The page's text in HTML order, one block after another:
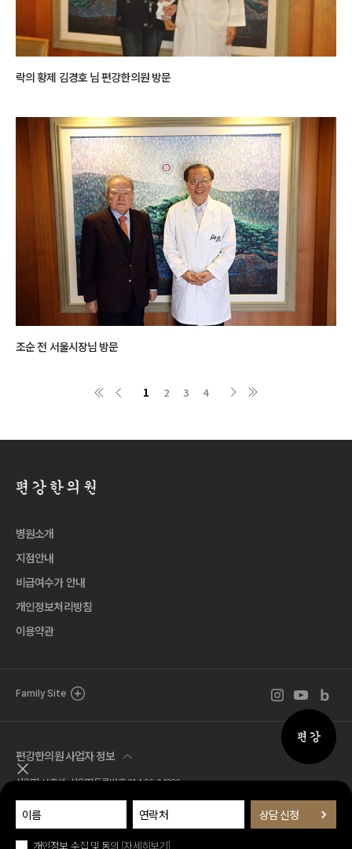
락의 황제 김경호 님 편강한의원 방문
조순 전 서울시장님 방문
1 2 3 4
퀵메뉴
퀵메뉴 닫기
개인정보 수집 및 동의 [자세히보기]
병원소개
지점안내
비급여수가 안내
개인정보처리방침
이용약관
Family Site 인스타그램 바로
유튜브 바로
블로그
편강한의원 사업자 정보
사업자 서호석 사업자등록번호 214-96-04326
Tel. 02.518.7777 Fax. 02.581.1570
주소 서울특별시 서초구 서운로 1길 21 (서초동, 편강한의원)